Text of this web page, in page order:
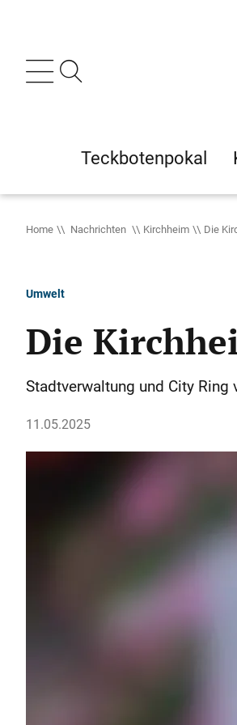
Teckbotenpokal
Home Nachrichten Kirchheim Die
Umwelt
Die
Stadtverwaltung und City
11.05.2025